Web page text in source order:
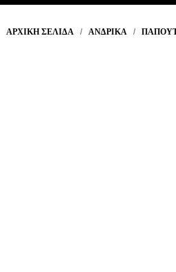
ΑΡΧΙΚΉ ΣΕΛΊΔΑ / ΑΝΔΡΙΚΆ /